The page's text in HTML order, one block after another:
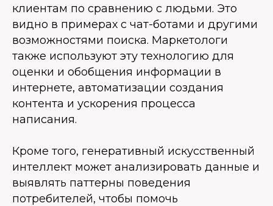
клиентам по сравнению с людьми. Это
видно в примерах с чат-ботами и другими
возможностями поиска. Маркетологи
также используют эту технологию для
оценки и обобщения информации в
интернете, автоматизации создания
контента и ускорения процесса
написания.
Кроме того, генеративный искусственный
интеллект может анализировать данные и
выявлять паттерны поведения
потребителей, чтобы помочь